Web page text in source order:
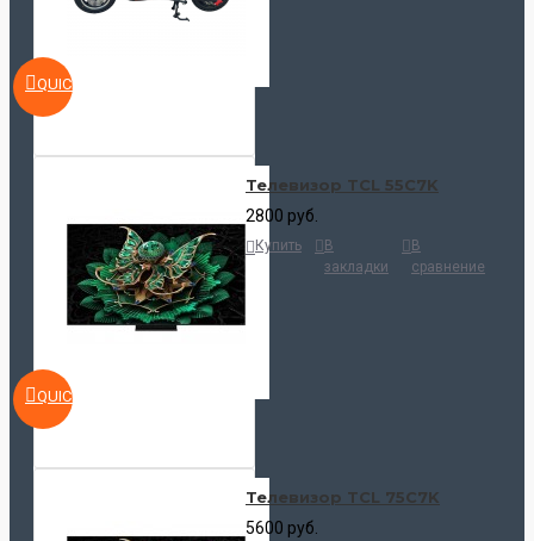
QUICKVIEW
QUICKVIEW
Телевизор TCL 55C7K
2800 руб.
Купить
В
закладки
В
сравнение
Телевизор TCL 75C7K
5600 руб.